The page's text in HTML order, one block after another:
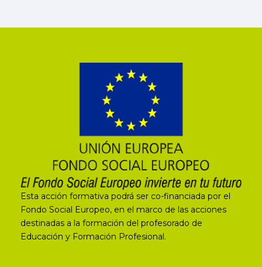
Esta acción formativa podrá ser co-financiada por el
Fondo Social Europeo, en el marco de las acciones
destinadas a la formación del profesorado de
Educación y Formación Profesional.